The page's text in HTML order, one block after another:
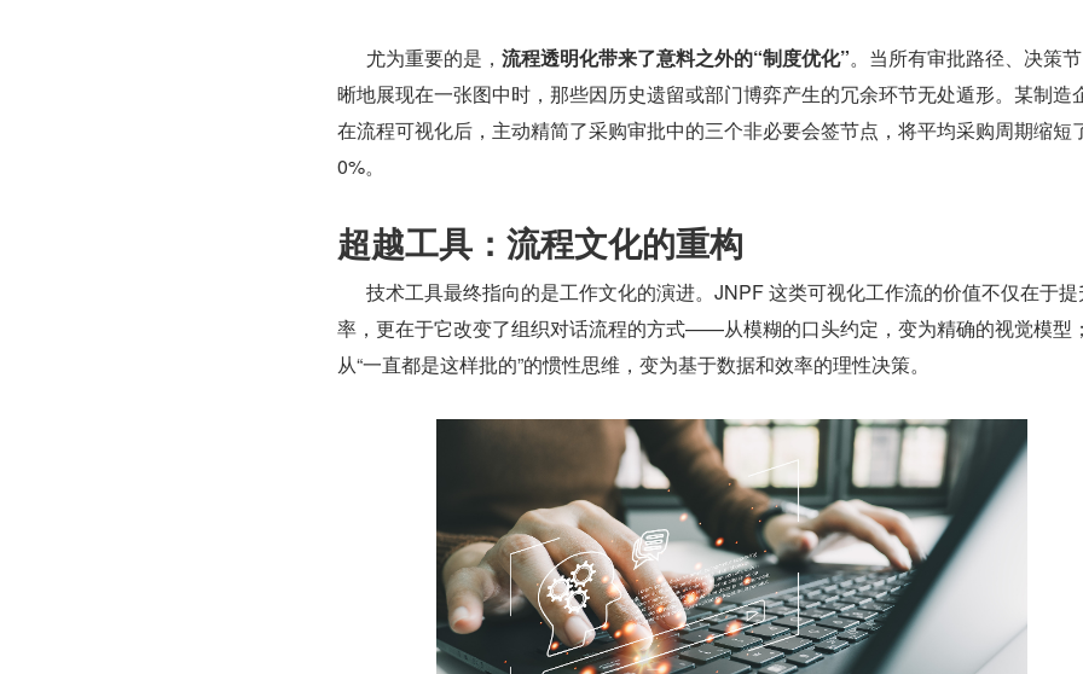
      尤为重要的是，
流程透明化带来了意料之外的“制度优化”。当所有审批路径、决策
晰地展现在一张图中时，那些因历史遗留或部门博弈产生的冗余环节无处遁形。某制造
在流程可视化后，主动精简了采购审批中的三个非必要会签节点，将平均采购周期缩短
0%。
超越工具：流程文化的重构
率，更在于它改变了组织对话流程的方式——从模糊的口头约定，变为精确的视觉模型
从“一直都是这样批的”的惯性思维，变为基于数据和效率的理性决策。